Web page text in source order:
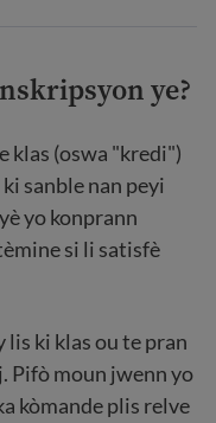
ye?
klas (oswa "kredi")
sanble nan peyi
yo konprann
si li satisfè
lis ki klas ou te pran
Pifò moun jwenn yo
kòmande plis relve